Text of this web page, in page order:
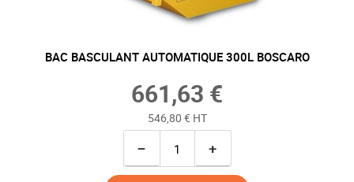
BAC BASCULANT AUTOMATIQUE 300L BOSCARO
661,63 €
546,80 € HT
− +